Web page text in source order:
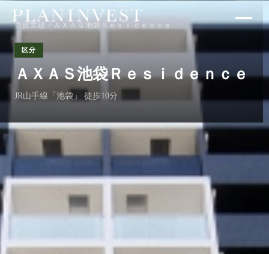
売買実績 / ＡＸＡＳ池袋Ｒｅｓｉｄｅｎｃｅ
区分
ＡＸＡＳ池袋Ｒｅｓｉｄｅｎｃｅ
JR山手線「池袋」 徒歩10分